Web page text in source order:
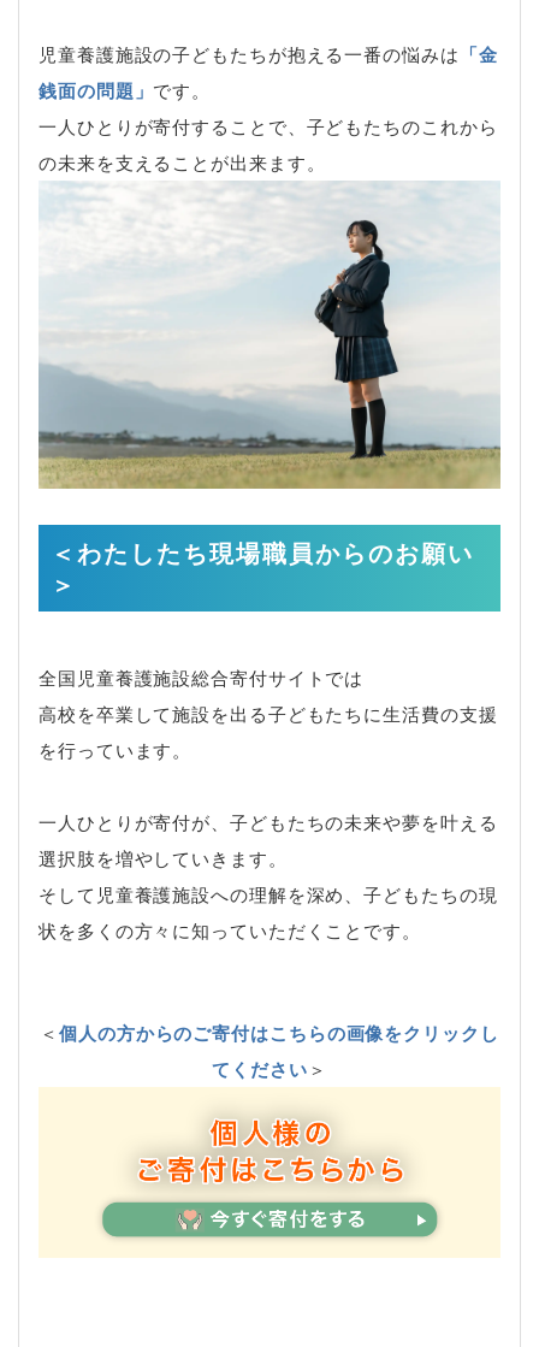
児童養護施設の子どもたちが抱える一番の悩みは 「金
銭面の問題」 です。
一人ひとりが寄付することで、子どもたちのこれから
の未来を支えることが出来ます。
＜わたしたち現場職員からのお願い
＞
全国児童養護施設総合寄付サイトでは
高校を卒業して施設を出る子どもたちに生活費の支援
を行っています。
一人ひとりが寄付が、子どもたちの未来や夢を叶える
選択肢を増やしていきます。
そして児童養護施設への理解を深め、子どもたちの現
状を多くの方々に知っていただくことです。
＜個人の方からのご寄付はこちらの画像をクリックし
てください＞